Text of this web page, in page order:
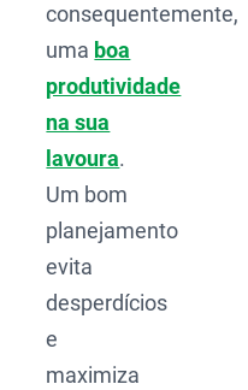
consequentemente,
uma boa
produtividade
na sua
lavoura.
Um bom
planejamento
evita
desperdícios
e
maximiza